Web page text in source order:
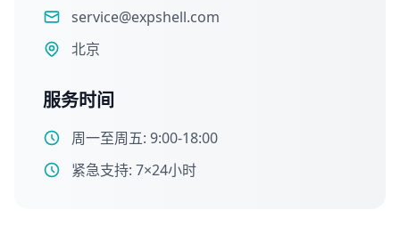
service@expshell.com
北京
服务时间
周一至周五: 9:00-18:00
紧急支持: 7×24小时